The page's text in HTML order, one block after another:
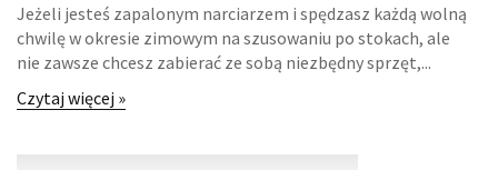
KONTAKT
Jeżeli jesteś zapalonym narciarzem i spędzasz każdą wolną
chwilę w okresie zimowym na szusowaniu po stokach, ale
nie zawsze chcesz zabierać ze sobą niezbędny sprzęt,...
Czytaj więcej »